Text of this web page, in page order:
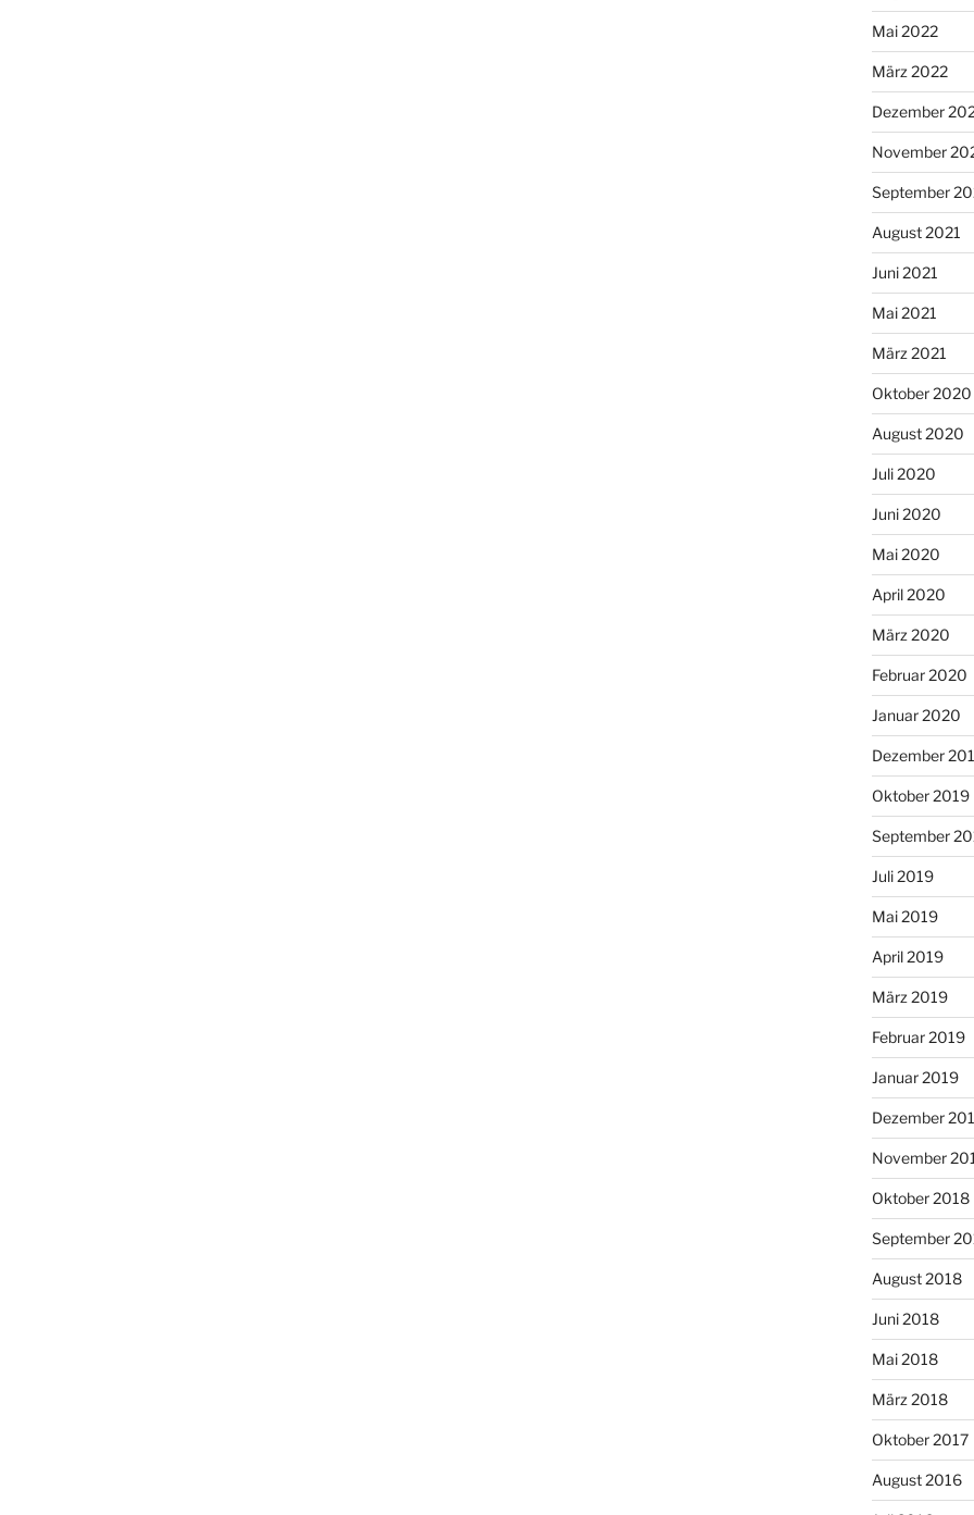
Mai 2022
März 2022
Dezember
November
September
August 2021
Juni 2021
Mai 2021
März 2021
Oktober 2020
August 2020
Juli 2020
Juni 2020
Mai 2020
April 2020
März 2020
Februar 2020
Januar 2020
Dezember
Oktober 2019
September
Juli 2019
Mai 2019
April 2019
März 2019
Februar 2019
Januar 2019
Dezember
November
Oktober 2018
September
August 2018
Juni 2018
Mai 2018
März 2018
Oktober 2017
August 2016